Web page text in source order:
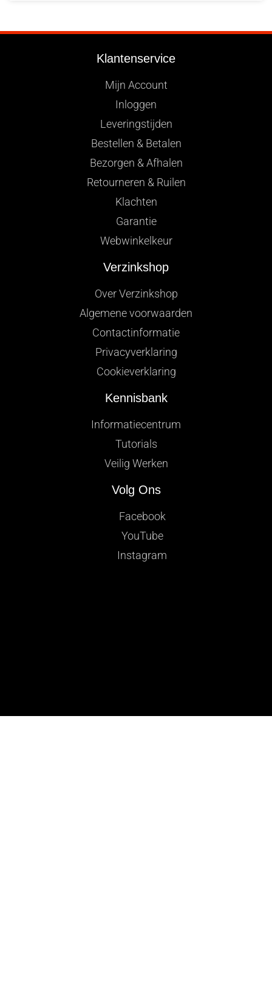
Klantenservice
Mijn Account
Inloggen
Leveringstijden
Bestellen & Betalen
Bezorgen & Afhalen
Retourneren & Ruilen
Klachten
Garantie
Webwinkelkeur
Verzinkshop
Over Verzinkshop
Algemene voorwaarden
Contactinformatie
Privacyverklaring
Cookieverklaring
Kennisbank
Informatiecentrum
Tutorials
Veilig Werken
Volg Ons
Facebook
YouTube
Instagram